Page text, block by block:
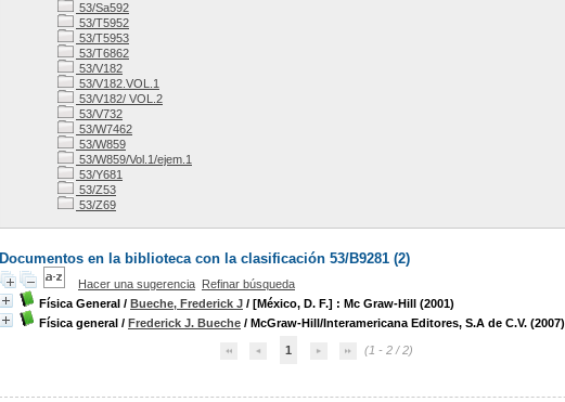
53/Sa592
53/T5952
53/T5953
53/T6862
53/V182
53/V182.VOL.1
53/V182/ VOL.2
53/V732
53/W7462
53/W859
53/W859/Vol.1/ejem.1
53/Y681
53/Z53
53/Z69
Documentos en la biblioteca con la clasificación 53/B9281 (2)
Hacer una sugerencia Refinar búsqueda
Física General / Bueche, Frederick J / [México, D. F.] : Mc Graw-Hill (2001)
Física general / Frederick J. Bueche / McGraw-Hill/Interamericana Editores, S.A de C.V. (2007)
1 (1 - 2 / 2)